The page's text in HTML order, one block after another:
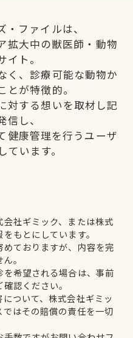
ファイルは、
拡大中の獣医師・動物
イト。
く、診療可能な動物か
とが特徴的。
対する想いを取材し記
信し、
健康管理を行うユーザ
ています。
社ギミック、または株式
もとにしています。
ておりますが、内容を完
。
希望される場合は、事前
認ください。
ついて、株式会社ギミッ
はその賠償の責任を一切